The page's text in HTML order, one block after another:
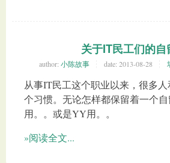
关于IT民工们的自
author: 小陈故事 date: 2013-08-28
从事IT民工这个职业以来，很多
个习惯。无论怎样都保留着一个
用。。或是YY用。。
»阅读全文...